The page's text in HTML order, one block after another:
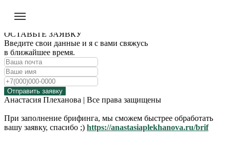
ОСТАВЬТЕ ЗАЯВКУ
Введите свои данные и я с вами свяжусь
в ближайшее время.
Отправить заявку
Анастасия Плеханова | Все права защищены
При заполнение брифинга, мы сможем быстрее обработать
вашу заявку, спасибо ;) https://anastasiaplekhanova.ru/brif